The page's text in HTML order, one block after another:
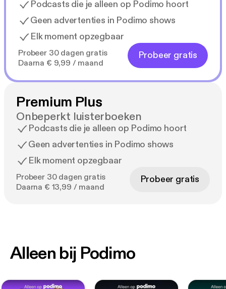
Podcasts die je alleen op Podimo hoort
Geen advertenties in Podimo shows
Elk moment opzegbaar
Probeer 30 dagen gratis
Daarna € 9,99 / maand
Probeer gratis
Premium Plus
Onbeperkt luisterboeken
Podcasts die je alleen op Podimo hoort
Geen advertenties in Podimo shows
Elk moment opzegbaar
Probeer 30 dagen gratis
Daarna € 13,99 / maand
Probeer gratis
Alleen bij Podimo